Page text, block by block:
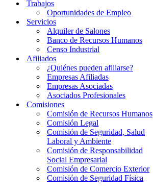
Trabajos
Oportunidades de Empleo
Servicios
Alquiler de Salones
Banco de Recursos Humanos
Censo Industrial
Afiliados
¿Quiénes pueden afiliarse?
Empresas Afiliadas
Empresas Asociadas
Asociados Profesionales
Comisiones
Comisión de Recursos Humanos
Comisión Legal
Comisión de Seguridad, Salud
Laboral y Ambiente
Comisión de Responsabilidad
Social Empresarial
Comisión de Comercio Exterior
Comisión de Seguridad Física